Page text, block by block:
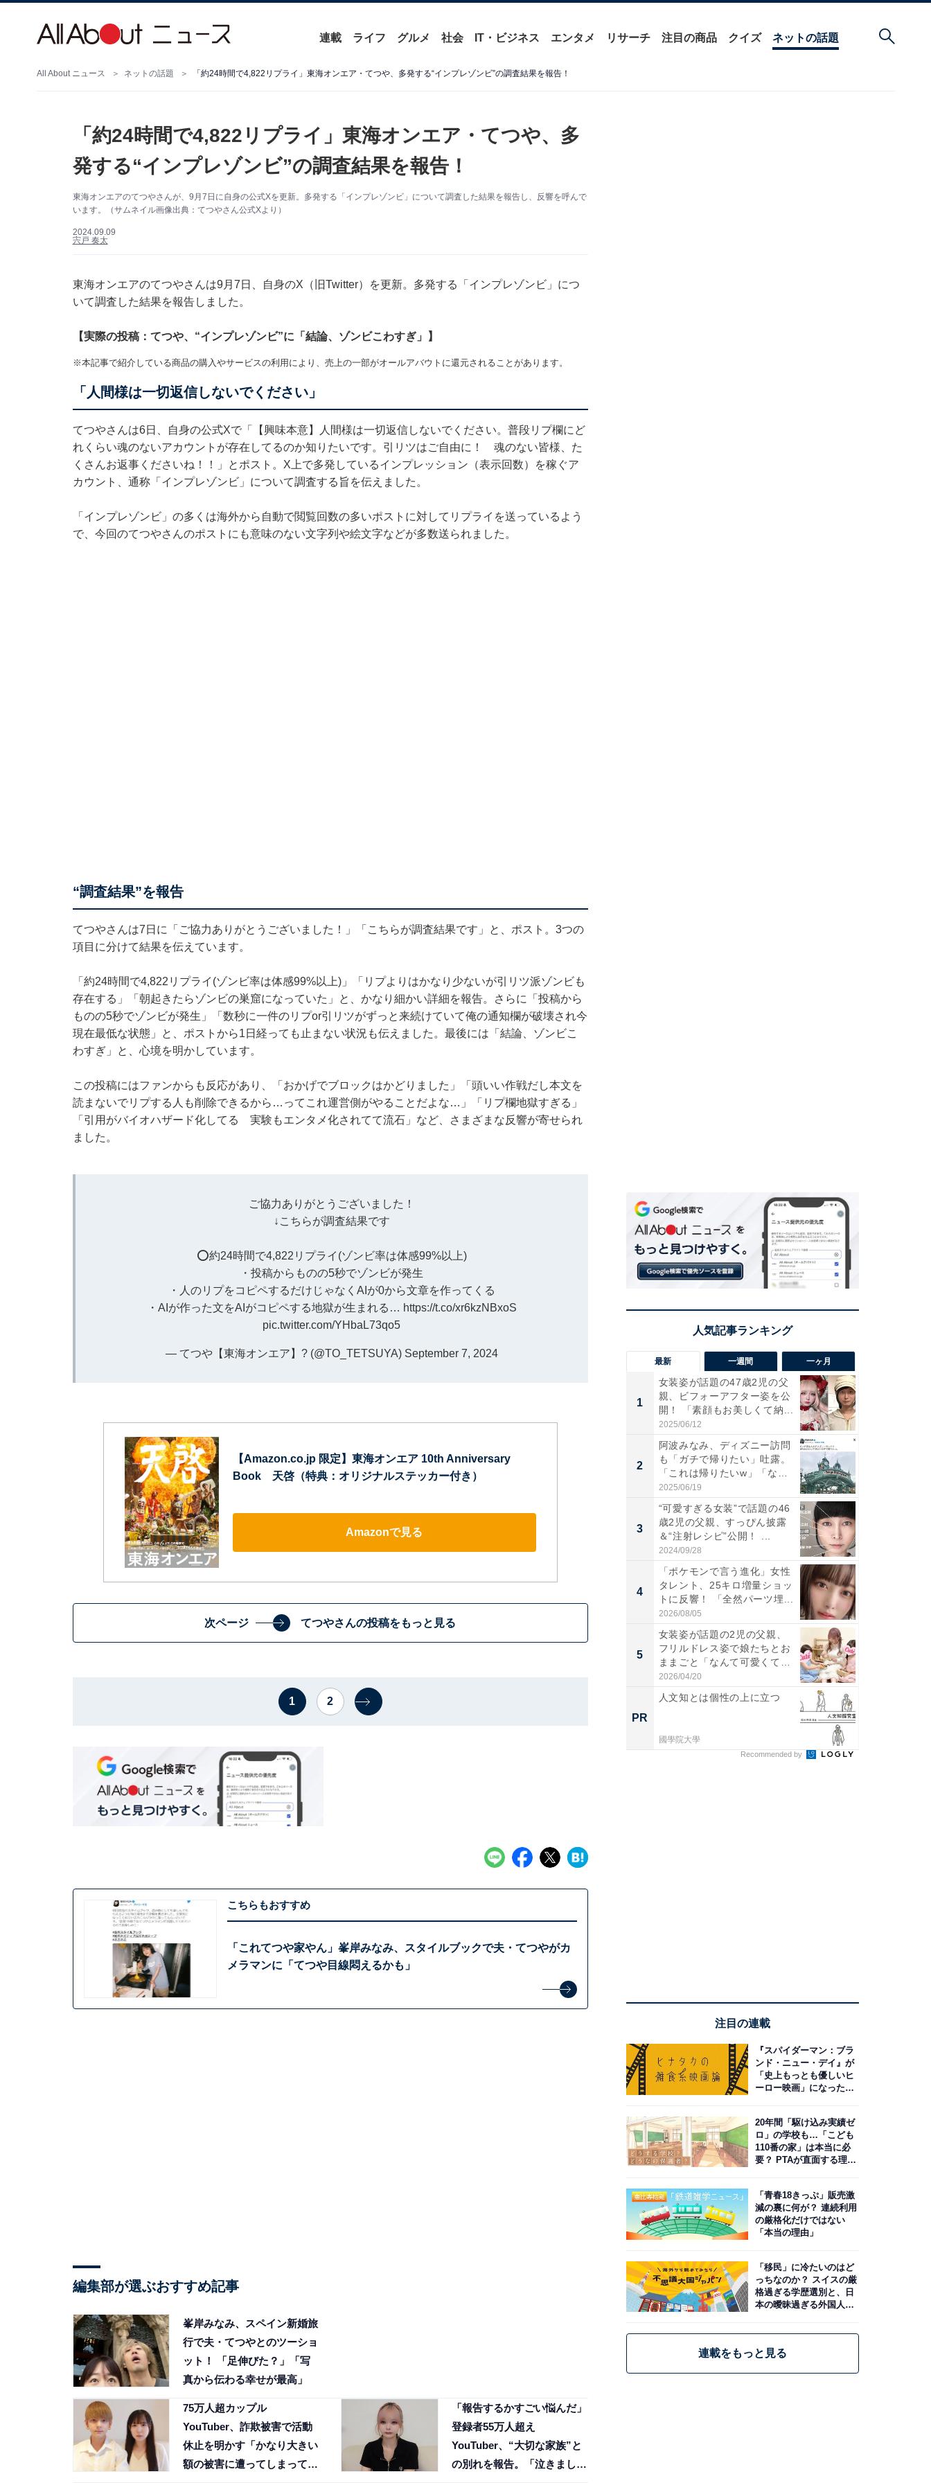
連載 ライフ グルメ 社会 IT・ビジネス エンタメ リサーチ 注目の商品 クイズ ネットの話題
All About ニュース ネットの話題 「約24時間で4,822リプライ」東海オンエア・てつや、多発する“インプレゾンビ”の調査結果を報告！
「約24時間で4,822リプライ」東海オンエア・てつや、多
発する“インプレゾンビ”の調査結果を報告！
東海オンエアのてつやさんが、9月7日に自身の公式Xを更新。多発する「インプレゾンビ」について調査した結果を報告し、反響を呼んで
います。（サムネイル画像出典：てつやさん公式Xより）
2024.09.09
宍戸 奏太
東海オンエアのてつやさんは9月7日、自身のX（旧Twitter）を更新。多発する「インプレゾンビ」につ
いて調査した結果を報告しました。
【実際の投稿：てつや、“インプレゾンビ”に「結論、ゾンビこわすぎ」】
※本記事で紹介している商品の購入やサービスの利用により、売上の一部がオールアバウトに還元されることがあります。
「人間様は一切返信しないでください」
てつやさんは6日、自身の公式Xで「【興味本意】人間様は一切返信しないでください。普段リプ欄にど
れくらい魂のないアカウントが存在してるのか知りたいです。引リツはご自由に！ 魂のない皆様、た
くさんお返事くださいね！！」とポスト。X上で多発しているインプレッション（表示回数）を稼ぐア
カウント、通称「インプレゾンビ」について調査する旨を伝えました。
「インプレゾンビ」の多くは海外から自動で閲覧回数の多いポストに対してリプライを送っているよう
で、今回のてつやさんのポストにも意味のない文字列や絵文字などが多数送られました。
“調査結果”を報告
てつやさんは7日に「ご協力ありがとうございました！」「こちらが調査結果です」と、ポスト。3つの
項目に分けて結果を伝えています。
「約24時間で4,822リプライ(ゾンビ率は体感99%以上)」「リプよりはかなり少ないが引リツ派ゾンビも
存在する」「朝起きたらゾンビの巣窟になっていた」と、かなり細かい詳細を報告。さらに「投稿から
ものの5秒でゾンビが発生」「数秒に一件のリプor引リツがずっと来続けていて俺の通知欄が破壊され今
現在最低な状態」と、ポストから1日経っても止まない状況も伝えました。最後には「結論、ゾンビこ
わすぎ」と、心境を明かしています。
この投稿にはファンからも反応があり、「おかげでブロックはかどりました」「頭いい作戦だし本文を
読まないでリプする人も削除できるから…ってこれ運営側がやることだよな…」「リプ欄地獄すぎる」
「引用がバイオハザード化してる 実験もエンタメ化されてて流石」など、さまざまな反響が寄せられ
ました。
ご協力ありがとうございました！
↓こちらが調査結果です
⭕️約24時間で4,822リプライ(ゾンビ率は体感99%以上)
・投稿からものの5秒でゾンビが発生
・人のリプをコピペするだけじゃなくAIが0から文章を作ってくる
・AIが作った文をAIがコピペする地獄が生まれる… https://t.co/xr6kzNBxoS
pic.twitter.com/YHbaL73qo5
— てつや【東海オンエア】? (@TO_TETSUYA) September 7, 2024
【Amazon.co.jp 限定】東海オンエア 10th Anniversary
Book 天啓（特典：オリジナルステッカー付き）
Amazonで見る
次ページ てつやさんの投稿をもっと見る
1 2
こちらもおすすめ
「これてつや家やん」峯岸みなみ、スタイルブックで夫・てつやがカ
メラマンに「てつや目線悶えるかも」
編集部が選ぶおすすめ記事
峯岸みなみ、スペイン新婚旅
行で夫・てつやとのツーショ
ット！ 「足伸びた？」「写
真から伝わる幸せが最高」
75万人超カップル
YouTuber、詐欺被害で活動
休止を明かす「かなり大きい
額の被害に遭ってしまって」
「報告するかすごい悩んだ」
登録者55万人超え
YouTuber、“大切な家族”と
の別れを報告。「泣きまし
最新 一週間 一ヶ月
1
女装姿が話題の47歳2児の父
親、ビフォーアフター姿を公
開！ 「素顔もお美しくて納...
2025/06/12
2
阿波みなみ、ディズニー訪問
も「ガチで帰りたい」吐露。
「これは帰りたいw」「なん
ち...
2025/06/19
3
“可愛すぎる女装”で話題の46
歳2児の父親、すっぴん披露
＆“注射レシピ”公開！ ...
2024/09/28
4
「ポケモンで言う進化」女性
タレント、25キロ増量ショッ
トに反響！ 「全然パーツ埋...
2026/08/05
5
女装姿が話題の2児の父親、
フリルドレス姿で娘たちとお
ままごと「なんて可愛くて平
和...
2026/04/20
PR
人文知とは個性の上に立つ
國學院大學
Recommended by
注目の連載
『スパイダーマン：ブラ
ンド・ニュー・デイ』が
「史上もっとも優しいヒ
ーロー映画」になった理
20年間「駆け込み実績ゼ
ロ」の学校も…「こども
110番の家」は本当に必
要？ PTAが直面する理想
「青春18きっぷ」販売激
減の裏に何が？ 連続利用
の厳格化だけではない
「本当の理由」
「移民」に冷たいのはど
っちなのか？ スイスの厳
格過ぎる学歴選別と、日
本の曖昧過ぎる外国人政
連載をもっと見る